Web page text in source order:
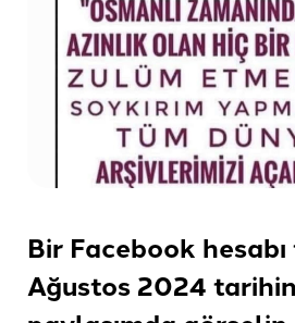
Bir Facebook
Ağustos 2024